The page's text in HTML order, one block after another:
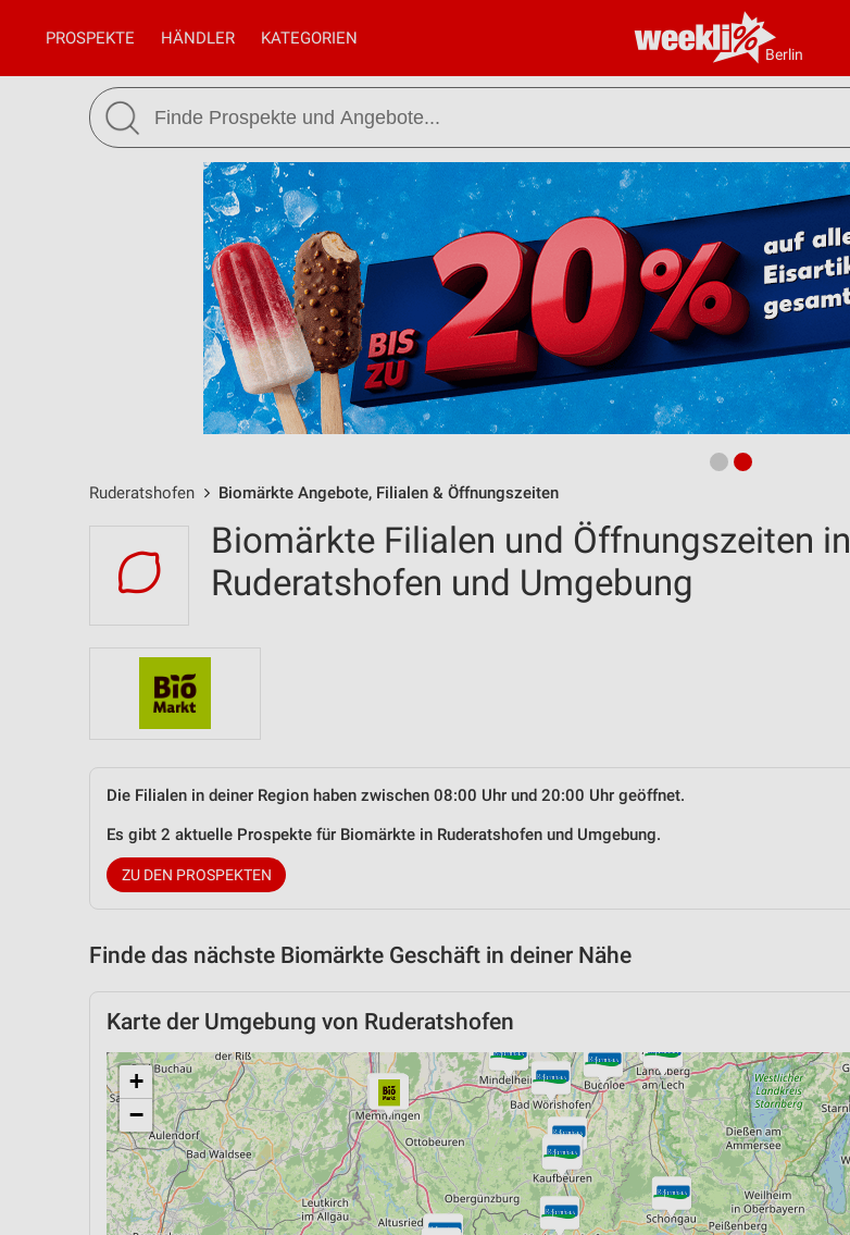
Berlin
PROSPEKTE HÄNDLER KATEGORIEN
Ruderatshofen Biomärkte Angebote, Filialen & Öffnungszeiten
Biomärkte Filialen und Öffnungszeiten in
Ruderatshofen und Umgebung
Die Filialen in deiner Region haben zwischen 08:00 Uhr und 20:00 Uhr geöffnet.
Es gibt 2 aktuelle Prospekte für Biomärkte in Ruderatshofen und Umgebung.
ZU DEN PROSPEKTEN
Finde das nächste Biomärkte Geschäft in deiner Nähe
Karte der Umgebung von Ruderatshofen
+
−